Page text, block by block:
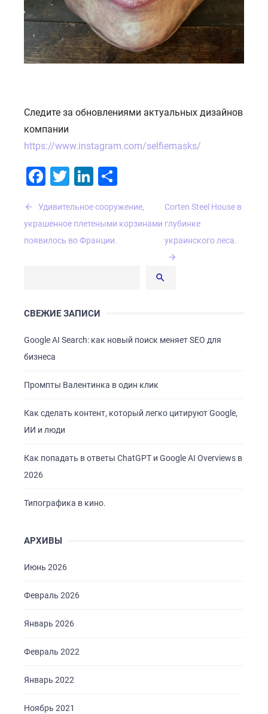
Следите за обновлениями актуальных дизайнов
компании
https://www.instagram.com/selfiemasks/
Facebook
TwitterLinkedIn
Навигация
по
записям
Удивительное сооружение,
украшенное плетеными корзинами
появилось во Франции.
Corten Steel House в
глубинке
украинского леса.
СВЕЖИЕ ЗАПИСИ
Google AI Search: как новый поиск меняет SEO для
бизнеса
Промпты Валентинка в один клик
Как сделать контент, который легко цитируют Google,
ИИ и люди
Как попадать в ответы ChatGPT и Google AI Overviews в
2026
Типографика в кино.
АРХИВЫ
Июнь 2026
Февраль 2026
Январь 2026
Февраль 2022
Январь 2022
Ноябрь 2021
О НАС
ПОРТФОЛИО
БРИФЫ
КАРЬЕРА